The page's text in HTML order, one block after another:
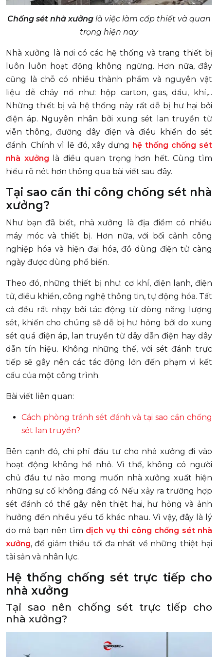
Chống sét nhà xưởng là việc làm cấp thiết và quan
trọng hiện nay
Nhà xưởng là nơi có các hệ thống và trang thiết bị
luôn luôn hoạt động không ngừng. Hơn nữa, đây
cũng là chỗ có nhiều thành phẩm và nguyên vật
liệu dễ cháy nổ như: hộp carton, gas, dầu, khí,...
Những thiết bị và hệ thống này rất dễ bị hư hại bởi
điện áp. Nguyên nhân bởi xung sét lan truyền từ
viễn thông, đường dây điện và điều khiển do sét
đánh. Chính vì lẽ đó, xây dựng hệ thống chống sét
nhà xưởng là điều quan trọng hơn hết. Cùng tìm
hiểu rõ nét hơn thông qua bài viết sau đây.
Tại sao cần thi công chống sét nhà
xưởng?
Như bạn đã biết, nhà xưởng là địa điểm có nhiều
máy móc và thiết bị. Hơn nữa, với bối cảnh công
nghiệp hóa và hiện đại hóa, đồ dùng điện tử càng
ngày được dùng phổ biến.
Theo đó, những thiết bị như: cơ khí, điện lạnh, điện
tử, điều khiển, công nghệ thông tin, tự động hóa. Tất
cả đều rất nhạy bởi tác động từ dòng năng lượng
sét, khiến cho chúng sẽ dễ bị hư hỏng bởi do xung
sét quá điện áp, lan truyền từ dây dẫn điện hay dây
dẫn tín hiệu. Không những thế, với sét đánh trực
tiếp sẽ gây nên các tác động lớn đến phạm vi kết
cấu của một công trình.
Bài viết liên quan:
Cách phòng tránh sét đánh và tại sao cần chống
sét lan truyền?
Bên cạnh đó, chi phí đầu tư cho nhà xưởng đi vào
hoạt động không hề nhỏ. Vì thế, không có người
chủ đầu tư nào mong muốn nhà xưởng xuất hiện
những sự cố không đáng có. Nếu xảy ra trường hợp
sét đánh có thể gây nên thiệt hại, hư hỏng và ảnh
hưởng đến nhiều yếu tố khác nhau. Vì vậy, đây là lý
do mà bạn nên tìm dịch vụ thi công chống sét nhà
xưởng, để giảm thiểu tối đa nhất về những thiệt hại
tài sản và nhân lực.
Hệ thống chống sét trực tiếp cho
nhà xưởng
Tại sao nên chống sét trực tiếp cho
nhà xưởng?